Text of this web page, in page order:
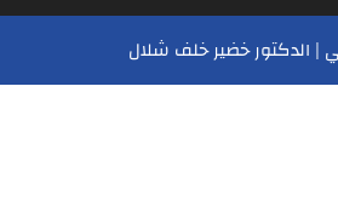
| الدكتور خضير خلف شلال